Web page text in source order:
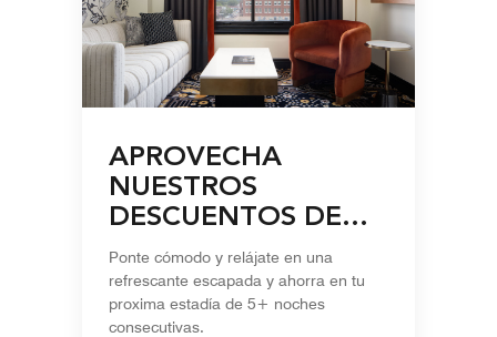
APROVECHA
NUESTROS
DESCUENTOS DE
TEMPORADA EN
ESTADÍAS DE 5+
NOCHES
Ponte cómodo y relájate en una
refrescante escapada y ahorra en tu
proxima estadía de 5+ noches
consecutivas.